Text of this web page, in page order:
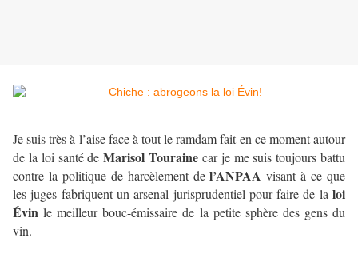
Je suis très à l’aise face à tout le ramdam fait en ce moment autour
de la loi santé deMarisol Touraine car je me suis toujours battu
contre la politique de harcèlement del’ANPAA visant à ce que
les juges fabriquent un arsenal jurisprudentiel pour faire de la loi
Évin le meilleur bouc-émissaire de la petite sphère des gens du
vin.